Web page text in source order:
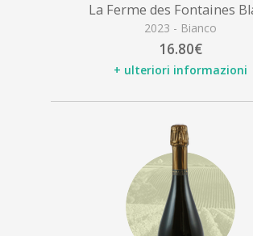
La Ferme des Fontaines
2023 - Bianco
16.80€
+ ulteriori informazioni